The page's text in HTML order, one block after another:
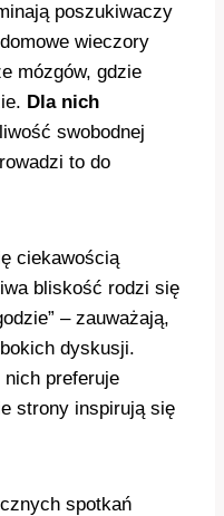
poszukiwaczy
wieczory
mózgów, gdzie
Dla nich
swobodnej
to do
ciekawością
bliskość rodzi się
– zauważają,
dyskusji.
preferuje
strony inspirują się
spotkań